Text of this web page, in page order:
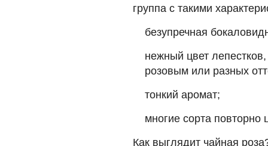
группа с такими
безупречная
нежный цвет
розовым или разных
тонкий аромат;
многие сорта повторно
Как выглядит чайная